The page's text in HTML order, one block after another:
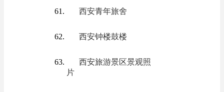
西安青年旅舍
西安钟楼鼓楼
西安旅游景区景观照
片